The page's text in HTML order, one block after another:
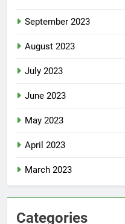
September 2023
August 2023
July 2023
June 2023
May 2023
April 2023
March 2023
Categories